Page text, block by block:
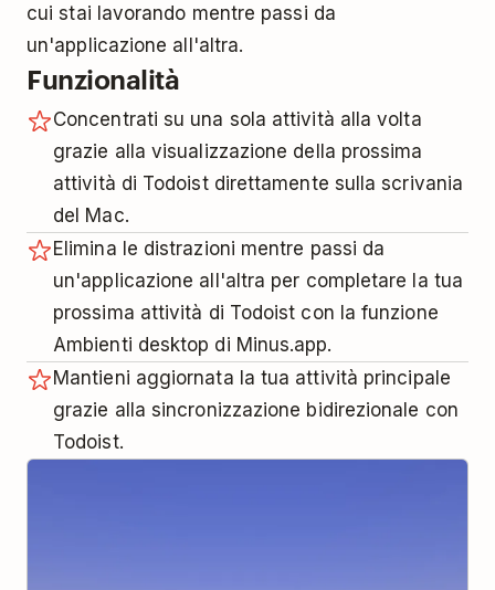
cui stai lavorando mentre passi da
un'applicazione all'altra.
Funzionalità
Concentrati su una sola attività alla volta
grazie alla visualizzazione della prossima
attività di Todoist direttamente sulla scrivania
del Mac.
Elimina le distrazioni mentre passi da
un'applicazione all'altra per completare la tua
prossima attività di Todoist con la funzione
Ambienti desktop di Minus.app.
Mantieni aggiornata la tua attività principale
grazie alla sincronizzazione bidirezionale con
Todoist.